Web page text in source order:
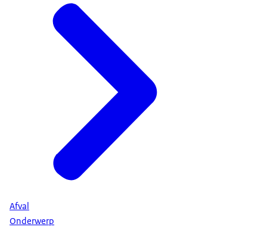
Afval
Onderwerp